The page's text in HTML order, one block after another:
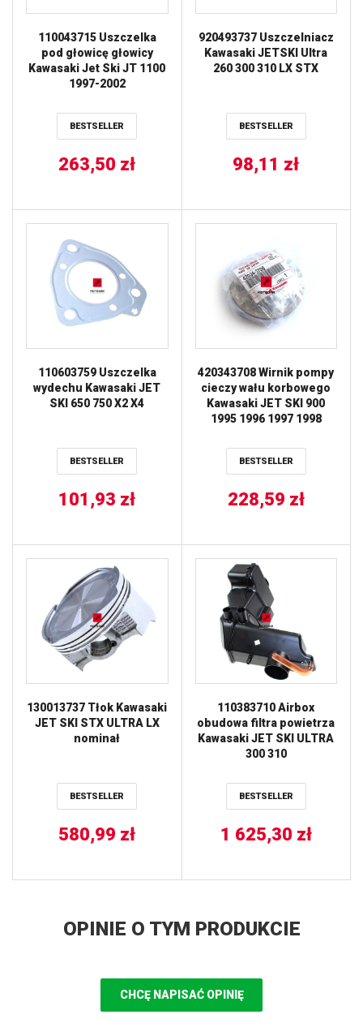
110043715 Uszczelka
pod głowicę głowicy
Kawasaki Jet Ski JT 1100
1997-2002
BESTSELLER
263,50 zł
920493737 Uszczelniacz
Kawasaki JETSKI Ultra
260 300 310 LX STX
BESTSELLER
98,11 zł
110603759 Uszczelka
wydechu Kawasaki JET
SKI 650 750 X2 X4
BESTSELLER
101,93 zł
420343708 Wirnik pompy
cieczy wału korbowego
Kawasaki JET SKI 900
1995 1996 1997 1998
BESTSELLER
228,59 zł
130013737 Tłok Kawasaki
JET SKI STX ULTRA LX
nominał
BESTSELLER
580,99 zł
110383710 Airbox
obudowa filtra powietrza
Kawasaki JET SKI ULTRA
300 310
BESTSELLER
1 625,30 zł
OPINIE O TYM PRODUKCIE
CHCĘ NAPISAĆ OPINIĘ